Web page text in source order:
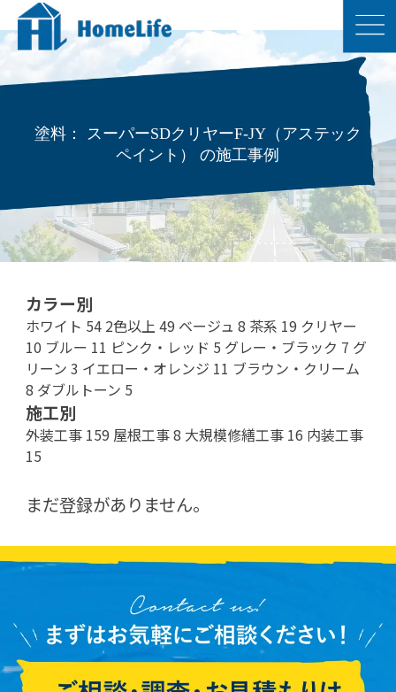
塗料： スーパーSDクリヤーF-JY（アステック
ペイント） の施工事例
カラー別
ホワイト 54 2色以上49 ベージュ8 茶系 19 クリヤー
10 ブルー 11 ピンク・レッド 5 グレー・ブラック 7 グ
リーン3 イエロー・オレンジ 11 ブラウン・クリーム
8 ダブルトーン 5
施工別
外装工事 159 屋根工事8 大規模修繕工事 16 内装工事
15
まだ登録がありません。